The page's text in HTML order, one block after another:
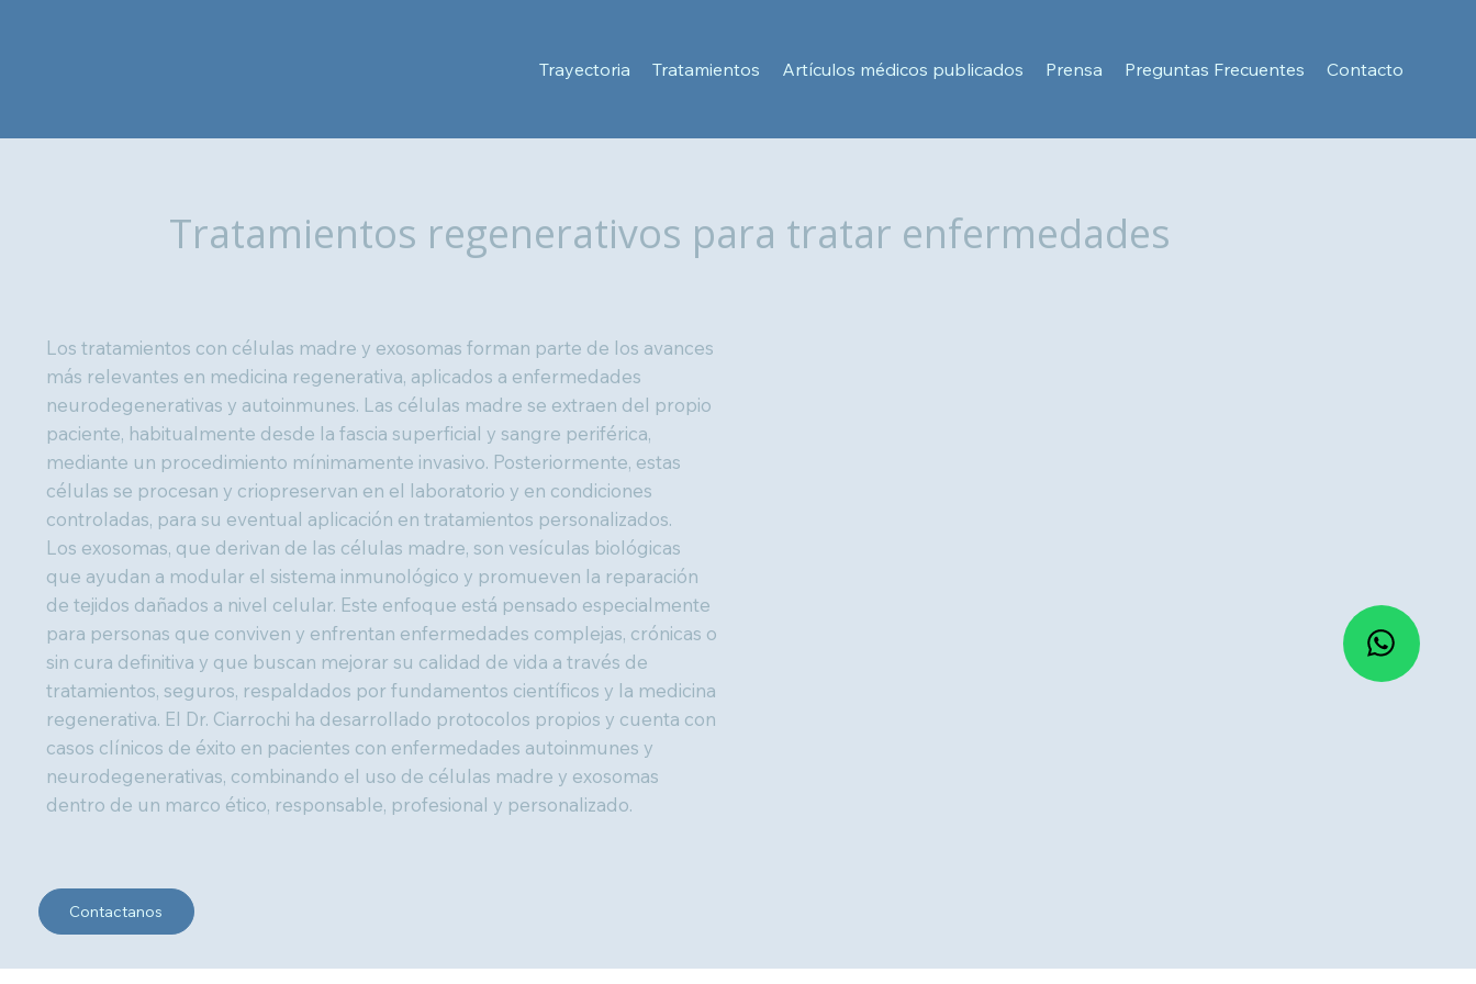
Trayectoria Tratamientos Artículos médicos publicados Prensa Preguntas Frecuentes Contacto
Tratamientos regenerativos para tratar enfermedades
Los tratamientos con células madre y exosomas forman parte de los avances
más relevantes en medicina regenerativa, aplicados a enfermedades
neurodegenerativas y autoinmunes. Las células madre se extraen del propio
paciente, habitualmente desde la fascia superficial y sangre periférica,
mediante un procedimiento mínimamente invasivo. Posteriormente, estas
células se procesan y criopreservan en el laboratorio y en condiciones
controladas, para su eventual aplicación en tratamientos personalizados.
Los exosomas, que derivan de las células madre, son vesículas biológicas
que ayudan a modular el sistema inmunológico y promueven la reparación
de tejidos dañados a nivel celular. Este enfoque está pensado especialmente
para personas que conviven y enfrentan enfermedades complejas, crónicas o
sin cura definitiva y que buscan mejorar su calidad de vida a través de
tratamientos, seguros, respaldados por fundamentos científicos y la medicina
regenerativa. El Dr. Ciarrochi ha desarrollado protocolos propios y cuenta con
casos clínicos de éxito en pacientes con enfermedades autoinmunes y
neurodegenerativas, combinando el uso de células madre y exosomas
dentro de un marco ético, responsable, profesional y personalizado.
Contactanos